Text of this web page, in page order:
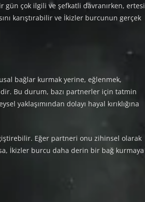
çok ilgili ve şefkatli davranırken, ertesi
karıştırabilir ve İkizler burcunun gerçek
bağlar kurmak yerine, eğlenmek,
Bu durum, bazı partnerler için tatmin
yaklaşımından dolayı hayal kırıklığına
Eğer partneri onu zihinsel olarak
İkizler burcu daha derin bir bağ kurmaya